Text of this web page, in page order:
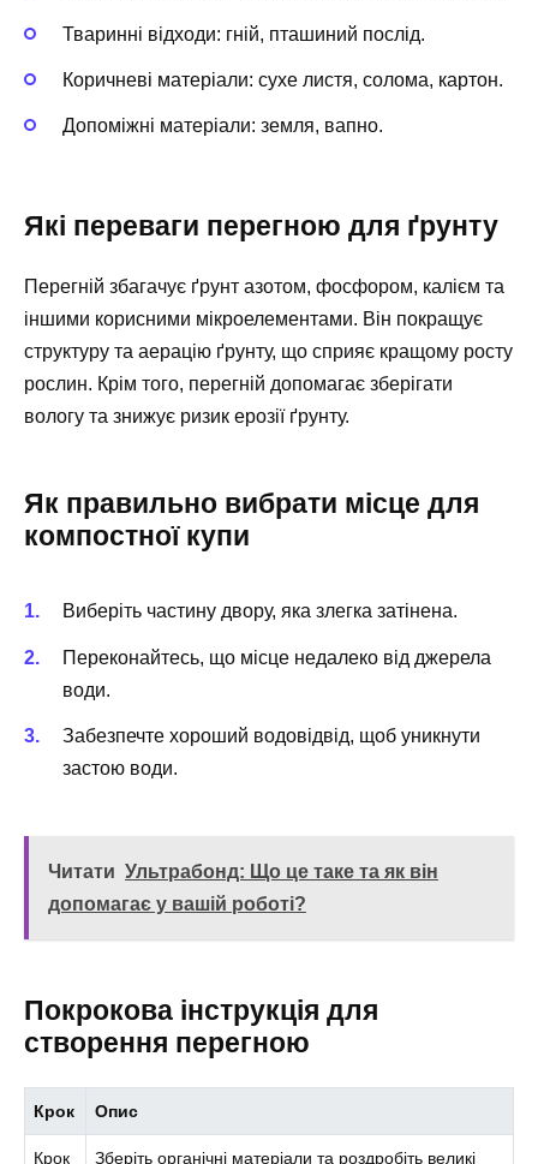
Тваринні відходи: гній, пташиний послід.
Коричневі матеріали: сухе листя, солома, картон.
Допоміжні матеріали: земля, вапно.
Які переваги перегною для ґрунту
Перегній збагачує ґрунт азотом, фосфором, калієм та
іншими корисними мікроелементами. Він покращує
структуру та аерацію ґрунту, що сприяє кращому росту
рослин. Крім того, перегній допомагає зберігати
вологу та знижує ризик ерозії ґрунту.
Як правильно вибрати місце для
компостної купи
Виберіть частину двору, яка злегка затінена.
Переконайтесь, що місце недалеко від джерела
води.
Забезпечте хороший водовідвід, щоб уникнути
застою води.
Читати Ультрабонд: Що це таке та як він
допомагає у вашій роботі?
Покрокова інструкція для
створення перегною
Крок Опис
Крок Зберіть органічні матеріали та роздробіть великі